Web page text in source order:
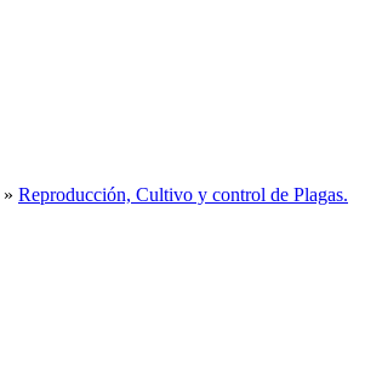
» Reproducción, Cultivo y control de Plagas.